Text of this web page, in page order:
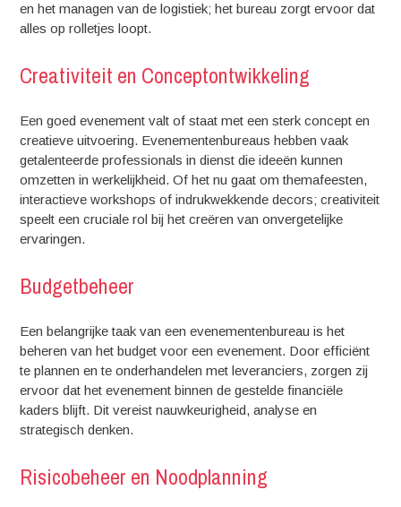
en het managen van de logistiek; het bureau zorgt ervoor dat
alles op rolletjes loopt.
Creativiteit en Conceptontwikkeling
Een goed evenement valt of staat met een sterk concept en
creatieve uitvoering. Evenementenbureaus hebben vaak
getalenteerde professionals in dienst die ideeën kunnen
omzetten in werkelijkheid. Of het nu gaat om themafeesten,
interactieve workshops of indrukwekkende decors; creativiteit
speelt een cruciale rol bij het creëren van onvergetelijke
ervaringen.
Budgetbeheer
Een belangrijke taak van een evenementenbureau is het
beheren van het budget voor een evenement. Door efficiënt
te plannen en te onderhandelen met leveranciers, zorgen zij
ervoor dat het evenement binnen de gestelde financiële
kaders blijft. Dit vereist nauwkeurigheid, analyse en
strategisch denken.
Risicobeheer en Noodplanning